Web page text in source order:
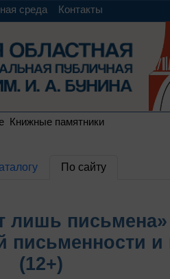
среда Контакты
Книжные памятники
По сайту
лишь письмена»
письменности и
(12+)